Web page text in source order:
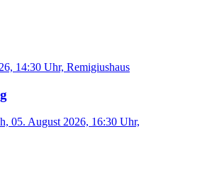
14:30 Uhr, Remigiushaus
05. August 2026, 16:30 Uhr,